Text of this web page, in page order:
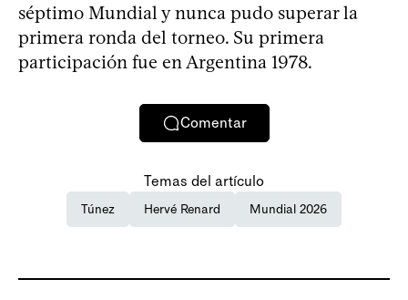
séptimo Mundial y nunca pudo superar la
primera ronda del torneo. Su primera
participación fue en Argentina 1978.
Comentar
Temas del artículo
Túnez Hervé Renard Mundial 2026